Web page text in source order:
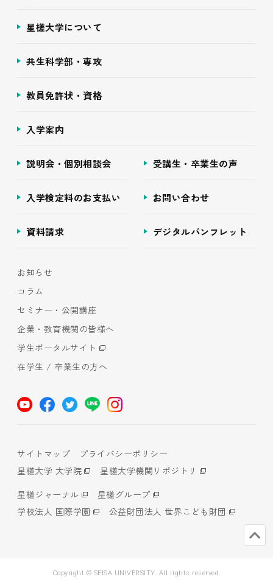
星槎大学について
共生科学部・専攻
教員免許状・資格
入学案内
説明会・個別相談会 受講生・卒業生の声
入学検定料のお支払い お問い合わせ
資料請求 デジタルパンフレット
お知らせ
コラム
セミナー・公開講座
企業・教育機関の皆様へ
学生ポータルサイト
在学生 / 卒業生の方へ
サイトマップ
プライバシーポリシー
星槎大学 大学院
星槎大学機関リポジトリ
星槎ジャーナル
星槎グループ
学校法人 国際学園
公益財団法人 世界こども財団
Copyright © SEISA UNIVERSITY. All rights reserved.